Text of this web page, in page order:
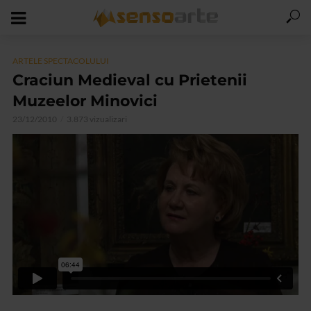
ARTELE SPECTACOLULUI
Craciun Medieval cu Prietenii
Muzeelor Minovici
23/12/2010 3.873 vizualizari